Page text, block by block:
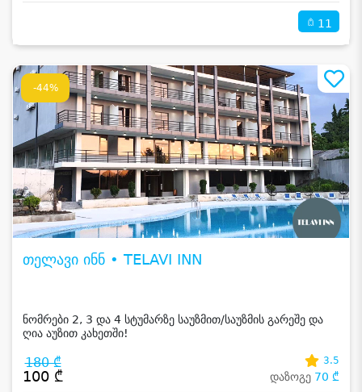
11
-44%
თელავი ინნ • TELAVI INN
ნომრები 2, 3 და 4 სტუმარზე საუზმით/საუზმის გარეშე და
ღია აუზით კახეთში!
180 ₾
100 ₾
3.5
დაზოგე 70 ₾